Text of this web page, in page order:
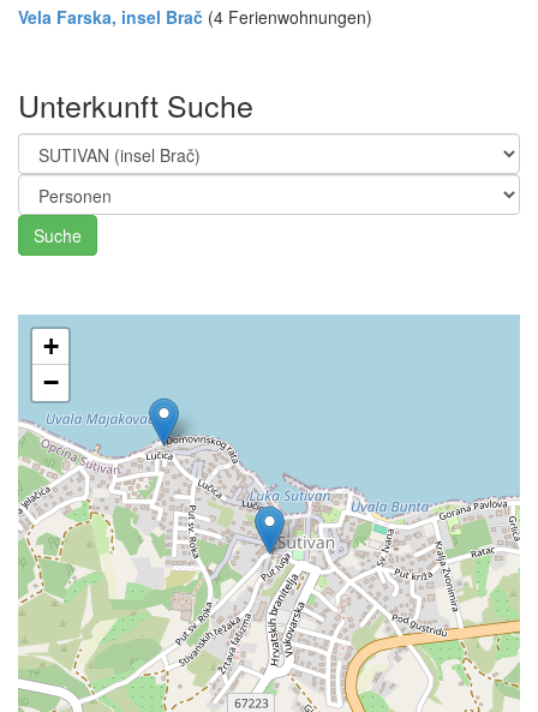
Vela Farska, insel Brač (4 Ferienwohnungen)
Unterkunft Suche
Suche
+
−